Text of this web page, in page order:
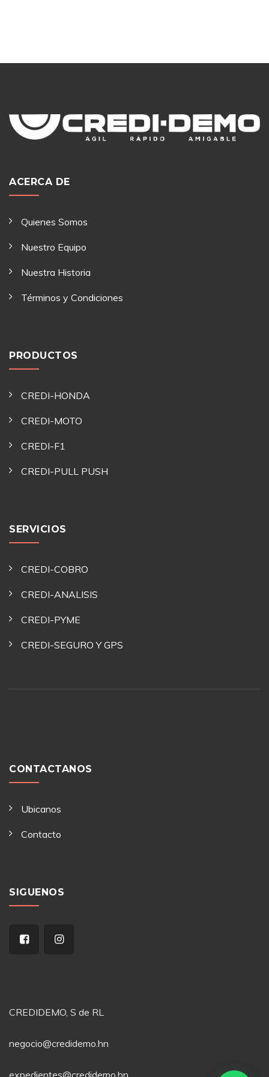
ACERCA DE
Quienes Somos
Nuestro Equipo
Nuestra Historia
Términos y Condiciones
PRODUCTOS
CREDI-HONDA
CREDI-MOTO
CREDI-F1
CREDI-PULL PUSH
SERVICIOS
CREDI-COBRO
CREDI-ANALISIS
CREDI-PYME
CREDI-SEGURO Y GPS
CONTACTANOS
Ubicanos
Contacto
SIGUENOS
CREDIDEMO, S de RL
negocio@credidemo.hn
expedientes@credidemo.hn